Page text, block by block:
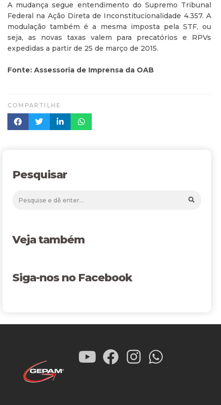
A mudança segue entendimento do Supremo Tribunal
Federal na Ação Direta de Inconstitucionalidade 4.357. A
modulação também é a mesma imposta pela STF, ou
seja, as novas taxas valem para precatórios e RPVs
expedidas a partir de 25 de março de 2015.
Fonte: Assessoria de Imprensa da OAB
COMPARTILHE
Pesquisar
Veja também
Siga-nos no Facebook